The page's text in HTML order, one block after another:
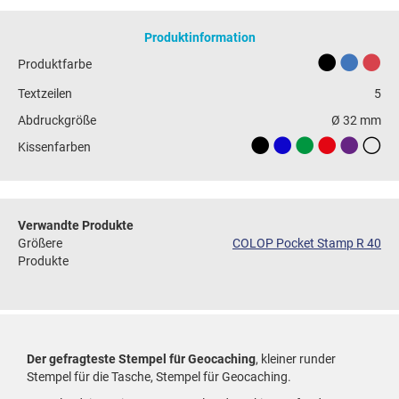
Produktinformation
Produktfarbe
Textzeilen
5
Abdruckgröße
Ø 32 mm
Kissenfarben
Verwandte Produkte
Größere
Produkte
COLOP Pocket Stamp R 40
Der gefragteste Stempel für Geocaching, kleiner runder
Stempel für die Tasche, Stempel für Geocaching.